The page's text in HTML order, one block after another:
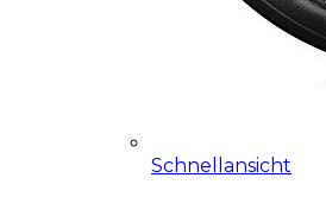
Schnellansicht